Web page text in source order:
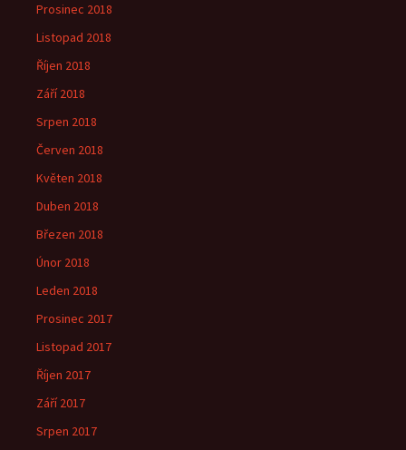
Prosinec 2018
Listopad 2018
Říjen 2018
Září 2018
Srpen 2018
Červen 2018
Květen 2018
Duben 2018
Březen 2018
Únor 2018
Leden 2018
Prosinec 2017
Listopad 2017
Říjen 2017
Září 2017
Srpen 2017